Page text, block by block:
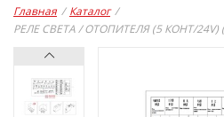
Главная / Каталог /
РЕЛЕ СВЕТА / ОТОПИТЕЛЯ (5 КОНТ/24V)